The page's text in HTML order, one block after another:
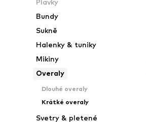
Plavky
Bundy
Sukně
Halenky & tuniky
Mikiny
Overaly
Dlouhé overaly
Krátké overaly
Svetry & pletené